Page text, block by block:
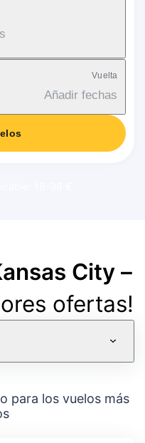
Vuelta
Añadir fechas
City –
ofertas!
para los vuelos más